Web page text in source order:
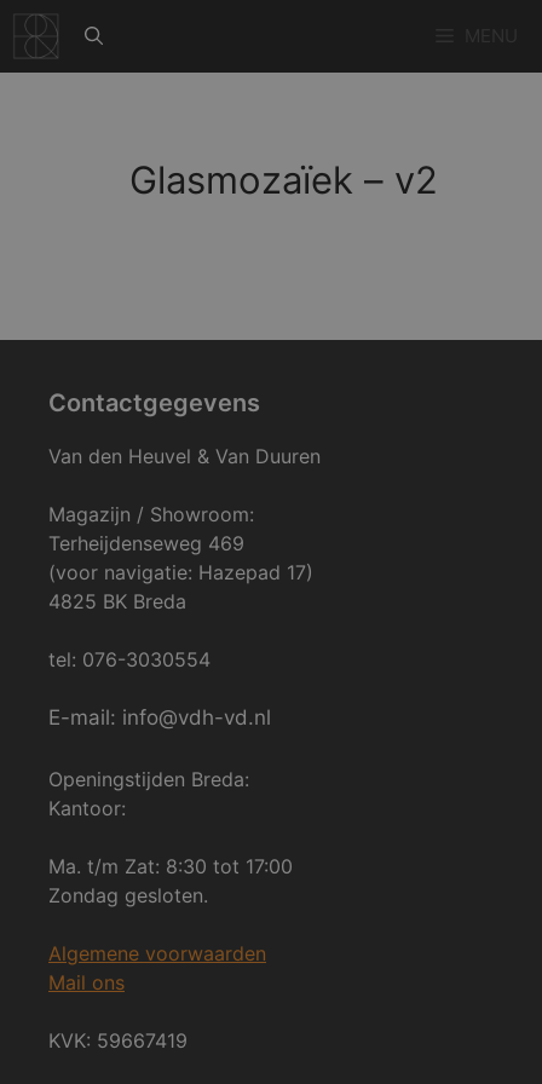
naar
de
Glasmozaïek – v2
Contactgegevens
Van den Heuvel & Van Duuren
Magazijn / Showroom:
Terheijdenseweg 469
(voor navigatie: Hazepad 17)
4825 BK Breda
tel: 076-3030554
E-mail: info@vdh-vd.nl
Openingstijden Breda:
Kantoor:
Ma. t/m Zat: 8:30 tot 17:00
Zondag gesloten.
Algemene voorwaarden
Mail ons
KVK: 59667419